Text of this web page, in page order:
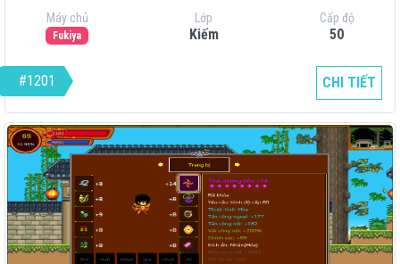
Máy chủ
Fukiya
Lớp
Kiếm
Cấp độ
50
#1201 CHI TIẾT